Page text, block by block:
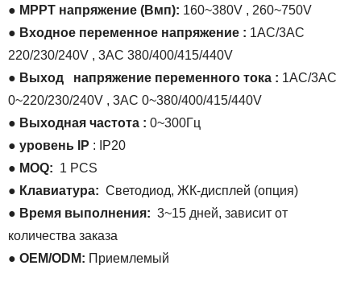
● MPPT напряжение (Вмп): 160~380V , 260~750V
● Входное переменное напряжение : 1AC/3AC
220/230/240V , 3AC 380/400/415/440V
● Выход напряжение переменного тока : 1AC/3AC
0~220/230/240V , 3AC 0~380/400/415/440V
● Выходная частота : 0~300Гц
● уровень IP : IP20
● MOQ: 1 PCS
● Клавиатура: Светодиод, ЖК-дисплей (опция)
● Время выполнения: 3~15 дней, зависит от
количества заказа
● OEM/ODM: Приемлемый